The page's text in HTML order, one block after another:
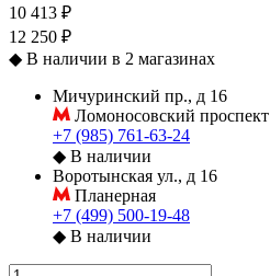
10 413 ₽
12 250 ₽
◆ В наличии в 2 магазинах
Мичуринский пр., д 16
Ломоносовский проспект
+7 (985) 761-63-24
◆ В наличии
Воротынская ул., д 16
Планерная
+7 (499) 500-19-48
◆ В наличии